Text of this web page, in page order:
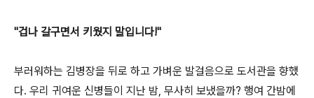
"겁나 갈구면서 키웠지 말입니다!"
부러워하는 김병장을 뒤로 하고 가벼운 발걸음으로 도서관을 향했
다. 우리 귀여운 신병들이 지난 밤, 무사히 보냈을까? 행여 간밤에